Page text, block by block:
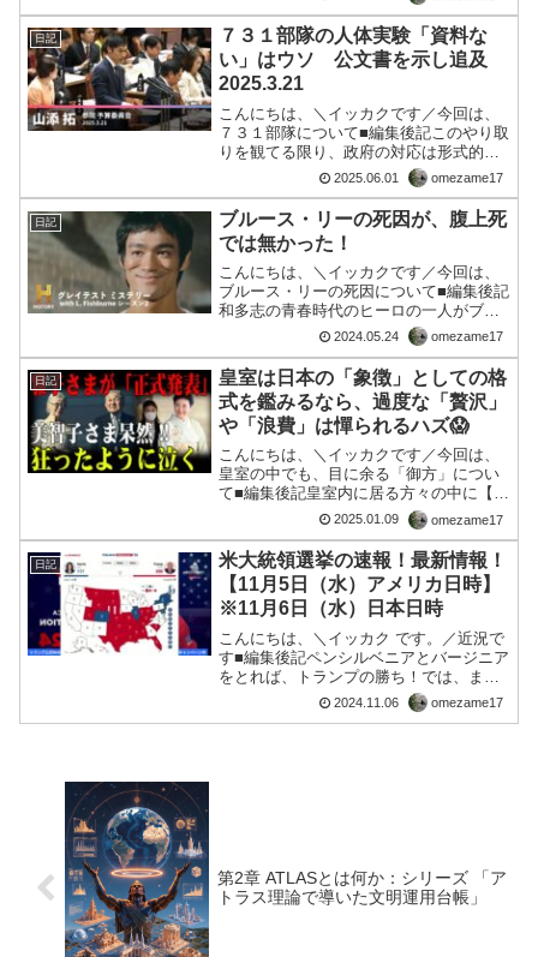
ら以下、検索状況＿＿＿＿＿＿＿＿＿＿
＿＿＿＿＿＿＿＿■グローバル Web アイ
コン東洋経済オンライ...
日記
７３１部隊の人体実験「資料な
い」はウソ 公文書を示し追及
2025.3.21
こんにちは、＼イッカクです／今回は、
７３１部隊について■編集後記このやり取
りを観てる限り、政府の対応は形式的な
逃げ口上に終始しており、歴史の事実に
向き合う姿勢が欠如していると感じる。
井本日記やイペリット実験文書は、単な
る「私文書」や「歴史資...
2025.06.01 omezame17
日記
ブルース・リーの死因が、腹上死
では無かった！
こんにちは、＼イッカクです／今回は、
ブルース・リーの死因について■編集後記
和多志の青春時代のヒーロの一人がブル
ース・リー。映画も全て見に行きまし
た。本当に、それまでのアクション映画
とはなんていうか、マーシャルアーツと
しての「拳法」が格闘シー...
2024.05.24 omezame17
日記
皇室は日本の「象徴」としての格
式を鑑みるなら、過度な「贅沢」
や「浪費」は憚られるハズ😱
こんにちは、＼イッカクです／今回は、
皇室の中でも、目に余る「御方」につい
て■編集後記皇室内に居る方々の中に【悪
魔に取り憑かれた】ような人たちが居ま
す。彼らは１．贅沢と浪費に氣を使いま
す２．自己顕示欲が強いです。３．偽装
します。美◯子さまは、...
2025.01.09 omezame17
日記
米大統領選挙の速報！最新情報！
【11月5日（水）アメリカ日時】
※11月6日（水）日本日時
こんにちは、＼イッカク です。／近況で
す■編集後記ペンシルベニアとバージニア
をとれば、トランプの勝ち！では、ま
2024.11.06 omezame17
第2章 ATLASとは何か：シリーズ 「ア
トラス理論で導いた文明運用台帳」